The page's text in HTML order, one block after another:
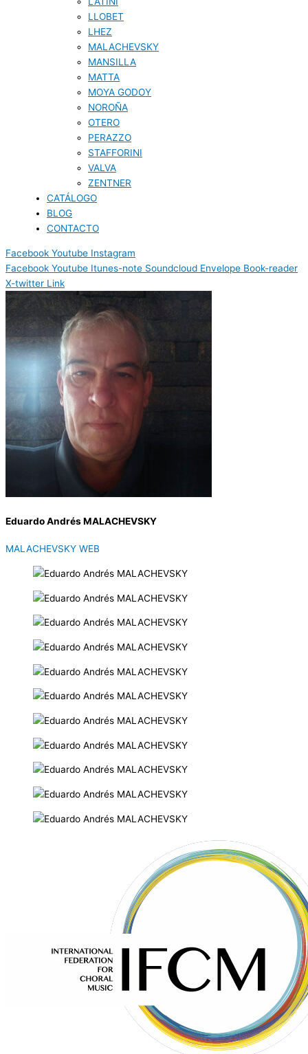
LLOBET
LHEZ
MALACHEVSKY
MANSILLA
MATTA
MOYA GODOY
NOROÑA
OTERO
PERAZZO
STAFFORINI
VALVA
ZENTNER
CATÁLOGO
BLOG
CONTACTO
Facebook Youtube Instagram
Facebook Youtube Itunes-note Soundcloud Envelope Book-reader
X-twitter Link
Eduardo Andrés MALACHEVSKY
MALACHEVSKY WEB